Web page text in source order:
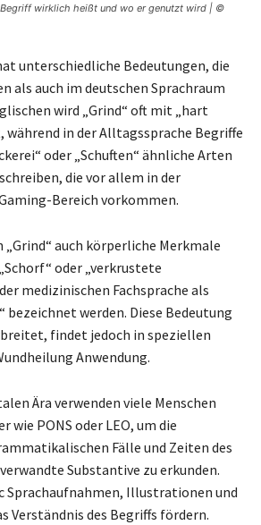
Begriff wirklich heißt und wo er genutzt wird | ©
unterschiedliche Bedeutungen, die
als auch im deutschen Sprachraum
wird „Grind“ oft mit „hart
in der Alltagssprache Begriffe
oder „Schuften“ ähnliche Arten
die vor allem in der
Bereich vorkommen.
„Grind“ auch körperliche Merkmale
oder „verkrustete
medizinischen Fachsprache als
bezeichnet werden. Diese Bedeutung
findet jedoch in speziellen
Anwendung.
Ära verwenden viele Menschen
wie PONS oder LEO, um die
Fälle und Zeiten des
Substantive zu erkunden.
Sprachaufnahmen, Illustrationen und
Verständnis des Begriffs fördern.